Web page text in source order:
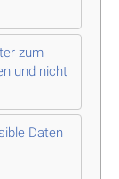
zum
und nicht
Daten